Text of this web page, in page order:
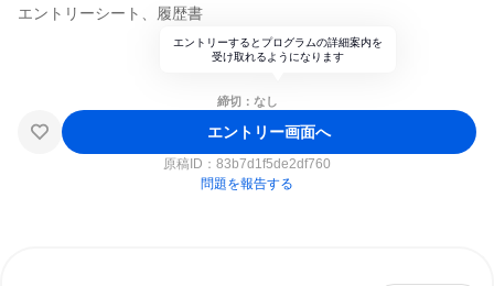
エントリーシート、履歴書
エントリーするとプログラムの詳細案内を
受け取れるようになります
締切：なし
エントリー画面へ
原稿ID： 83b7d1f5de2df760
問題を報告する